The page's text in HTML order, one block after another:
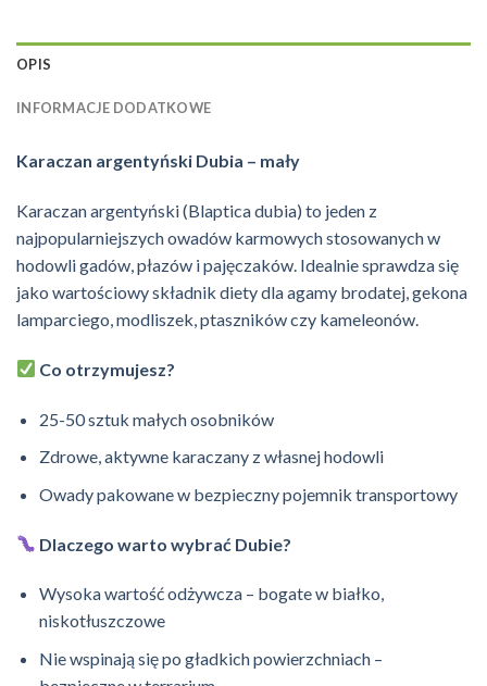
OPIS
INFORMACJE DODATKOWE
Karaczan argentyński Dubia – mały
Karaczan argentyński (Blaptica dubia) to jeden z
najpopularniejszych owadów karmowych stosowanych w
hodowli gadów, płazów i pajęczaków. Idealnie sprawdza się
jako wartościowy składnik diety dla agamy brodatej, gekona
lamparciego, modliszek, ptaszników czy kameleonów.
Co otrzymujesz?
25-50 sztuk małych osobników
Zdrowe, aktywne karaczany z własnej hodowli
Owady pakowane w bezpieczny pojemnik transportowy
Dlaczego warto wybrać Dubie?
Wysoka wartość odżywcza – bogate w białko,
niskotłuszczowe
Nie wspinają się po gładkich powierzchniach –